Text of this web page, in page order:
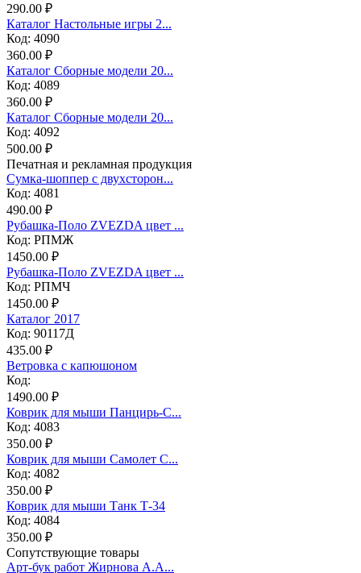
290.00 ₽
Каталог Настольные игры 2...
Код: 4090
360.00 ₽
Каталог Сборные модели 20...
Код: 4089
360.00 ₽
Каталог Сборные модели 20...
Код: 4092
500.00 ₽
Печатная и рекламная продукция
Сумка-шоппер с двухсторон...
Код: 4081
490.00 ₽
Рубашка-Поло ZVEZDA цвет ...
Код: РПМЖ
1450.00 ₽
Рубашка-Поло ZVEZDA цвет ...
Код: РПМЧ
1450.00 ₽
Каталог 2017
Код: 90117Д
435.00 ₽
Ветровка с капюшоном
Код:
1490.00 ₽
Коврик для мыши Панцирь-С...
Код: 4083
350.00 ₽
Коврик для мыши Самолет С...
Код: 4082
350.00 ₽
Коврик для мыши Танк Т-34
Код: 4084
350.00 ₽
Сопутствующие товары
Арт-бук работ Жирнова А.А...